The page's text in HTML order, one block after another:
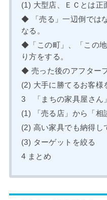
(1) 大型店、ＥＣとは正
◆ 「売る」一辺倒では
なる。
◆「この町」、「この
り方をする。
◆ 売った後のアフター
(2) 大手に勝てるお客様
3 「まちの家具屋さん
(1) 「売る店」から「相
(2) 高い家具でも納得し
(3) ターゲットを絞る
4 まとめ